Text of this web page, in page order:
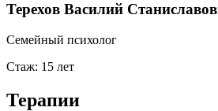
Терехов Василий
Семейный психолог
Стаж: 15 лет
Терапии